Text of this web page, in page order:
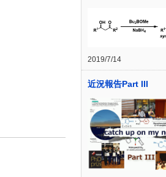
2019/7/14
近況報告Part III